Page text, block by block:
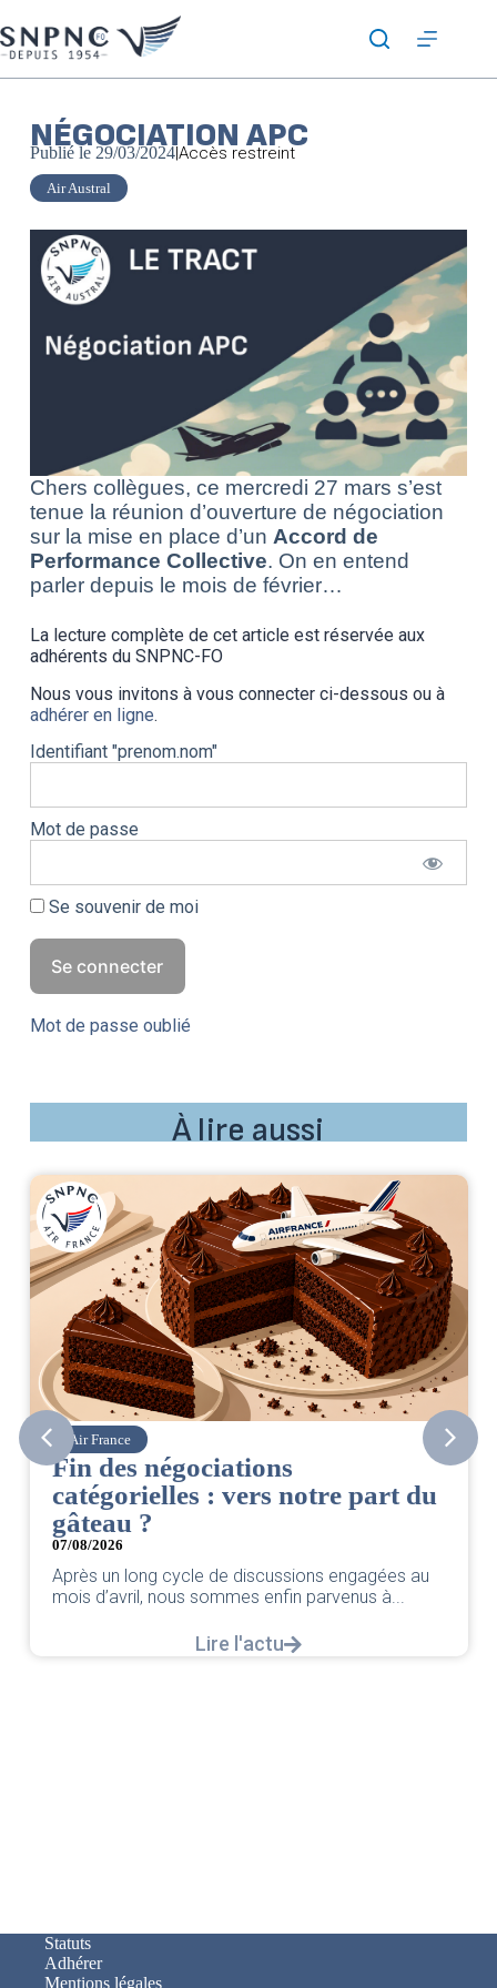
NÉGOCIATION APC
Publié le 29/03/2024|Accès restreint
Air Austral
Chers collègues, ce mercredi 27 mars s’est
tenue la réunion d’ouverture de négociation
sur la mise en place d’un Accord de
Performance Collective. On en entend
parler depuis le mois de février…
La lecture complète de cet article est réservée aux
adhérents du SNPNC-FO
Nous vous invitons à vous connecter ci-dessous ou à
adhérer en ligne.
Identifiant "prenom.nom"
Mot de passe
Se souvenir de moi
Mot de passe oublié
À lire aussi
Air France
Fin des négociations
catégorielles : vers notre part du
gâteau ?
07/08/2026
Après un long cycle de discussions engagées au
mois d’avril, nous sommes enfin parvenus à...
Lire l'actu
Statuts
Adhérer
Mentions légales